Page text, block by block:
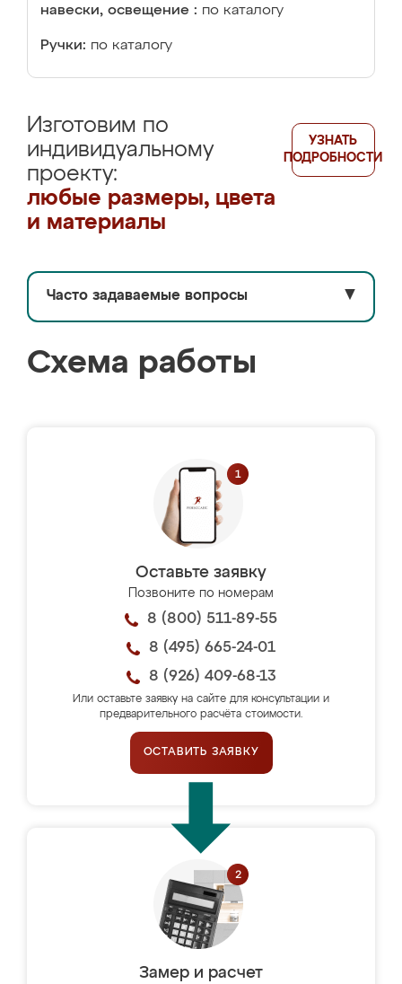
навески, освещение : по каталогу
Ручки: по каталогу
Изготовим по
индивидуальному
проекту:
любые размеры, цвета
и материалы
УЗНАТЬ
ПОДРОБНОСТИ
Часто задаваемые вопросы ▼
Схема работы
Оставьте заявку
Позвоните по номерам
8 (800) 511-89-55
8 (495) 665-24-01
8 (926) 409-68-13
Или оставьте заявку на сайте для консультации и
предварительного расчёта стоимости.
ОСТАВИТЬ ЗАЯВКУ
Замер и расчет